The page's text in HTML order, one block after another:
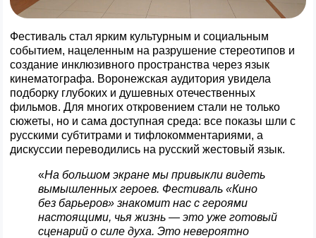
Фестиваль стал ярким культурным и социальным
событием, нацеленным на разрушение стереотипов и
создание инклюзивного пространства через язык
кинематографа. Воронежская аудитория увидела
подборку глубоких и душевных отечественных
фильмов. Для многих откровением стали не только
сюжеты, но и сама доступная среда: все показы шли с
русскими субтитрами и тифлокомментариями, а
дискуссии переводились на русский жестовый язык.
«На большом экране мы привыкли видеть
вымышленных героев. Фестиваль «Кино
без барьеров» знакомит нас с героями
настоящими, чья жизнь — это уже готовый
сценарий о силе духа. Это невероятно